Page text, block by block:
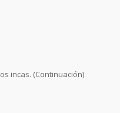
incas. (Continuación)